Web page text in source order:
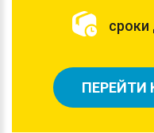
сроки
ПЕРЕЙТИ